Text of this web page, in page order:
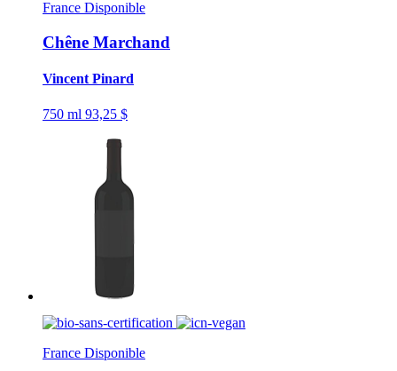
France Disponible
Chêne Marchand
Vincent Pinard
750 ml 93,25 $
France Disponible